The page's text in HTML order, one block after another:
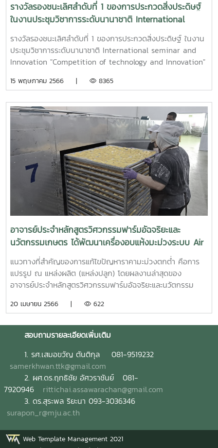
รางวัลรองชนะเลิศลำดับที่ 1 ของการประกวดสิ่งประดิษฐ์
ในงานประชุมวิชาการระดับนานาชาติ International
seminar and Innovation "Competition of
technology and Innovation" for high value
creation and agricultural product under New
Southbound Policy collaboration ณ ประเทศไทยเป
รางวัลรองชนะเลิศลำดับที่ 1 ของการประกวดสิ่งประดิษฐ์ ในงาน
ประชุมวิชาการระดับนานาชาติ International seminar and
Innovation "Competition of technology and Innovation"
New Southbound Policy collaboration ณ ประเทศไทยเป
สหรัฐอเมริกา ประเทศอินเดีย ประเทศไทเป สาธารณรัฐประชาชน
จีน และประเทศไทย จุดเด่นของโครงการ เป็นนวัตกรรมที่ประสบ
ความสำเร็จ โดยสามารถนำเทคโนโลยี IoT ที่เหมาะสมไปพัฒนา
และเพิ่มมูลค่าสินค้าทางการเกษตรแปรรูปในพื้นที่สูง
(appropriate technology for area based approach) ใน
การแปรรูปสมุนไพรอบแห้ง (ชาดอกไม้) ณ ศูนย์พัฒนาโครงการ
หลวงสะโง๊ะ จังหวัดเชียงราย สามารถแปรรูปพืชสมุนไพรอบแห้ง
ที่มีความสะอาดตามมาตรฐานความปลอดภัย สามารถลดการใช้
พลังงานความร้อน และสามารถนำไปใช้ในการอบแห้งในปริมาณ
มากได้ โดยในปี 2564-2565 ทางศูนย์ฯ สะโง๊ะ สามารถอบแห้ง
พืชสมุนไพรได้มากกว่า 100 ตันสด ได้ผลิต 10 ตันแห้ง เกิดราย
ได้มูลค่า 8.5 ล้าน กระจายสู่เกษตรกรในพื้นที่จำนวน 700 คน
สิ่งประดิษฐ์ ดังกล่าวเป็น outcome และ output จากโครงการ
วิจัย การพัฒนาโรงอบพลังงานแสงอาทิตย์ร่วมกับระบบให้ความ
ร้อนเสริมควบคุมแบบอัตโนมัติด้วยเทคโนโลยีไอโอที
(PRP6405031990) ได้รับทุนสนับสนุนจากภายใต้กรอบการวิจัย
ทุนอุดหนุนการวิจัยจากสำนักงานพัฒนาการวิจัยการเกษตร
มหาวิทยาลัยแม่โจ้ เป็นหัวหน้าโครงการ และเป็นผู้ประดิษฐ์
15 พฤษภาคม 2566 | 8365
อาจารย์ประจำหลักสูตรวิศวกรรมฟาร์มอัฉจริยะและ
นวัตกรรมเกษตร ได้พัฒนาเครื่องอบแห้งมะม่วงระบบ Air
drying รวมกับเทคโนโลยี PCO สำหรับการผลิตมะม่วงใน
ระดับอุตสาหกรรม
แนวทางที่สำคัญของการแก้ไขปัญหาราคามะม่วงตกต่ำ คือการ
แปรรูป ณ แหล่งผลิต (แหล่งปลูก) โดยผลงานล่าสุดของ
อาจารย์ประจำหลักสูตรวิศวกรรมฟาร์มอัฉจริยะและนวัตกรรม
เทคโนโลยี PCO สำหรับการผลิตมะม่วงในระดับอุตสาหกรรม
จริยะและนวัตกรรมเกษตร เน้นการพัฒนาเครื่องจักรเพื่อเพิ่ม
20 เมษายน 2566 | 622
สอบถามรายละเอียดเพิ่มเติม
1. รศ.เสมอขวัญ ตันติกุล 081-9519232
samerkhwan.ttk@gmail.com
2. ผศ.ดร.ฤทธิชัย อัศวราชันย์ 081-
7920946
rittichai.assawarachan@gmail.com
3. ดร.สุระพล ริยะนา 093-3036346
surapon_r@mju.ac.th
Web Template Management 2021